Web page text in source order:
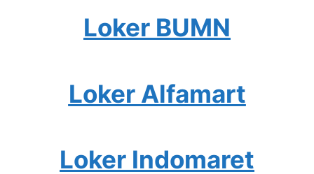
Loker BUMN
Loker Alfamart
Loker Indomaret